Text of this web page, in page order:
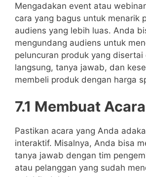
Mengadakan event atau
cara yang bagus untuk menarik
audiens yang lebih luas. Anda
mengundang audiens untuk
peluncuran produk yang
langsung, tanya jawab, dan
membeli produk dengan harga
7.1 Membuat
Pastikan acara yang Anda
interaktif. Misalnya, Anda bisa
tanya jawab dengan tim
atau pelanggan yang sudah